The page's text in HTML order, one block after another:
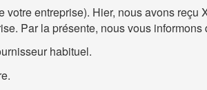
entreprise). Hier, nous avons
Par la présente, nous vous
habituel.